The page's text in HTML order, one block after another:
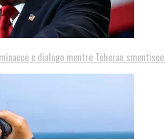
e dialogo mentre Teheran